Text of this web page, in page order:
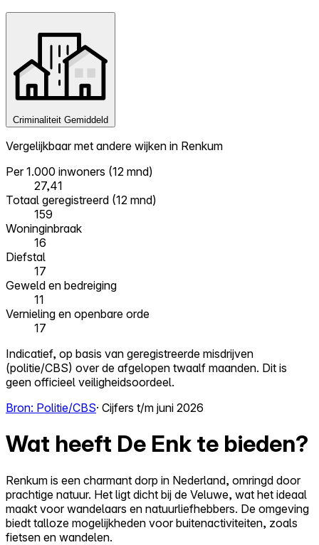
Criminaliteit Gemiddeld
Vergelijkbaar met andere wijken in Renkum
Per 1.000 inwoners (12 mnd)
27,41
Totaal geregistreerd (12 mnd)
159
Woninginbraak
16
Diefstal
17
Geweld en bedreiging
11
Vernieling en openbare orde
17
Indicatief, op basis van geregistreerde misdrijven
(politie/CBS) over de afgelopen twaalf maanden. Dit is
geen officieel veiligheidsoordeel.
Bron: Politie/CBS· Cijfers t/m juni 2026
Wat heeft De Enk te bieden?
Renkum is een charmant dorp in Nederland, omringd door
prachtige natuur. Het ligt dicht bij de Veluwe, wat het ideaal
maakt voor wandelaars en natuurliefhebbers. De omgeving
biedt talloze mogelijkheden voor buitenactiviteiten, zoals
fietsen en wandelen.